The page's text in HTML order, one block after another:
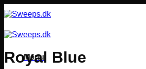
til
Menu
Royal Blue